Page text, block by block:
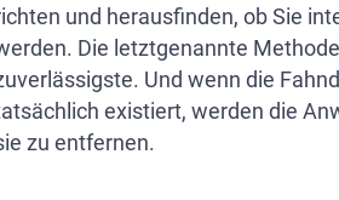
und herausfinden, ob Sie
Die letztgenannte
Und wenn die
existiert, werden die
zu entfernen.